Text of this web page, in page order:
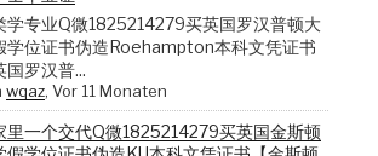
学专业Q微1825214279买英国罗汉普顿大
学位证书伪造Roehampton本科文凭证书
国罗汉普...
wqaz, Vor 11 Monaten
里一个交代Q微1825214279买英国金斯顿